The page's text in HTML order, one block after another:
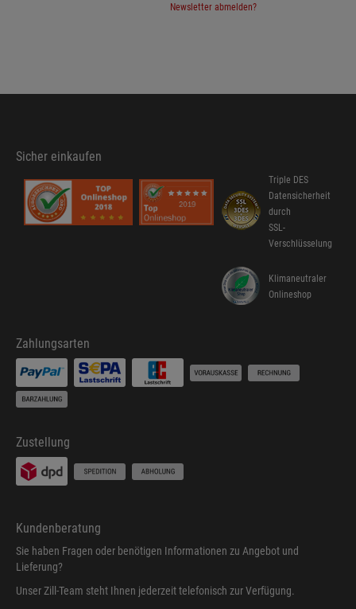
Newsletter abmelden?
Sicher einkaufen
Triple DES
Datensicherheit
durch
SSL-
Verschlüsselung
Klimaneutraler
Onlineshop
Zahlungsarten
Zustellung
Kundenberatung
Sie haben Fragen oder benötigen Informationen zu Angebot und
Lieferung?
Unser Zill-Team steht Ihnen jederzeit telefonisch zur Verfügung.